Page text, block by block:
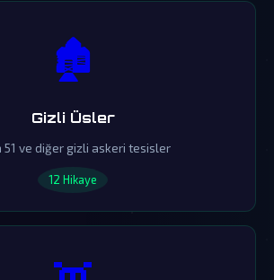
🏚️
Gizli Üsler
51 ve diğer gizli askeri tesisler
12 Hikaye